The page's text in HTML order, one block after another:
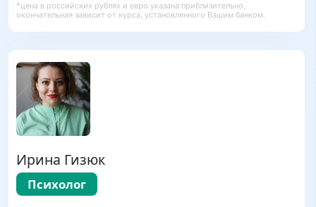
*цена в российских рублях и евро указана приблизительно,
окончательная зависит от курса, установленного Вашим банком.
Ирина Гизюк
Психолог